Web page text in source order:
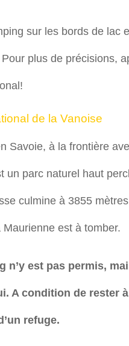
sur les bords de lac
Pour plus de précisions,
de la Vanoise
Savoie, à la frontière
un parc naturel haut
culmine à 3855
est à tomber.
n’y est pas permis,
A condition de rester à
refuge.